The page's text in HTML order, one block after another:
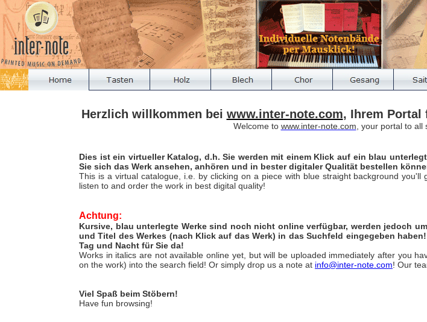
Herzlich willkommen bei www.inter-note.com, Ihrem Portal
Welcome to www.inter-note.com , your portal to
Dies ist ein virtueller Katalog, d.h. Sie werden mit einem Klick auf ein blau
Sie sich das Werk ansehen, anhören und in bester digitaler Qualität bestellen
This is a virtual catalogue, i.e. by clicking on a piece with blue straight background
listen to and order the work in best digital quality!
Achtung:
Kursive, blau unterlegte Werke sind noch nicht online verfügbar, werden jedoch
und Titel des Werkes (nach Klick auf das Werk) in das Suchfeld eingegeben
Tag und Nacht für Sie da!
Works in italics are not available online yet, but will be uploaded immediately after you
on the work) into the search field! Or simply drop us a note at info@inter-note.com! Our
Viel Spaß beim Stöbern!
Have fun browsing!